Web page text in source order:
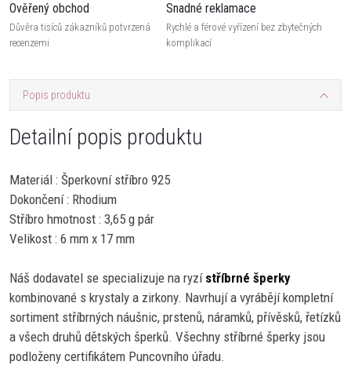
Ověřený obchod
Důvěra tisíců zákazníků potvrzená
recenzemi
Snadné reklamace
Rychlé a férové vyřízení bez zbytečných
komplikací
Popis produktu
Detailní popis produktu
Materiál : Šperkovní stříbro 925
Dokončení : Rhodium
Stříbro hmotnost : 3,65 g pár
Velikost : 6 mm x 17 mm
Náš dodavatel se specializuje na ryzí stříbrné šperky
kombinované s krystaly a zirkony. Navrhují a vyrábějí kompletní
sortiment stříbrných náušnic, prstenů, náramků, přívěsků, řetízků
a všech druhů dětských šperků. Všechny stříbrné šperky jsou
podloženy certifikátem Puncovního úřadu.